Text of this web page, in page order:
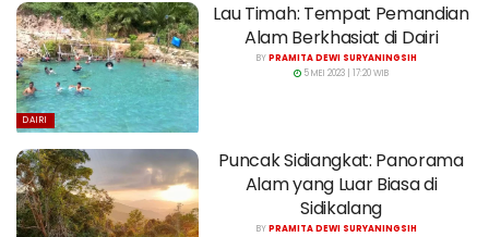
DAIRI
Lau Timah: Tempat Pemandian
Alam Berkhasiat di Dairi
BYPRAMITA DEWI SURYANINGSIH
5 MEI 2023 | 17:20 WIB
Puncak Sidiangkat: Panorama
Alam yang Luar Biasa di
Sidikalang
BYPRAMITA DEWI SURYANINGSIH